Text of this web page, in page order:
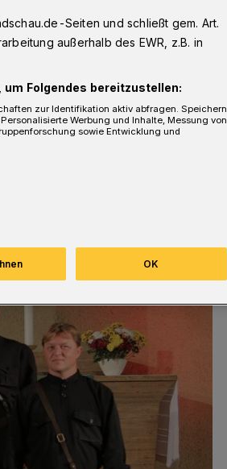
Freitag
wird ein
Seiten und schließt gem. Art.
außerhalb des EWR, z.B. in
Folgendes bereitzustellen:
zur Identifikation aktiv abfragen. Speichern
Werbung und Inhalte, Messung von
sowie Entwicklung und
OK